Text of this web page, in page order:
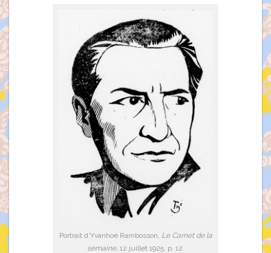
Portrait d’Yvanhoé Rambosson, Le Carnet de la
semaine, 12 juillet 1925, p. 12.